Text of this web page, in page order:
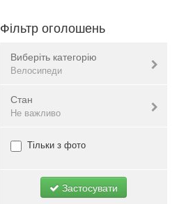
Фільтр оголошень
Виберіть категорію
Велосипеди
Автомобілі
Мотоцикли
Велосипеди
Автоаксесуари, автоінструмент
Стан
Не важливо
Нове
Не важливо
Тільки з фото
Застосувати